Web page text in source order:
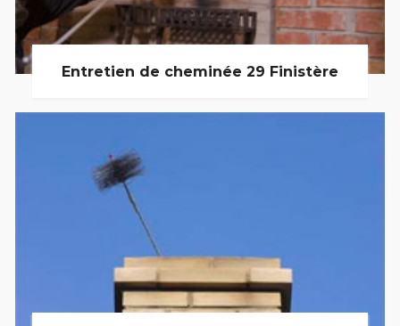
Entretien de cheminée 29 Finistère